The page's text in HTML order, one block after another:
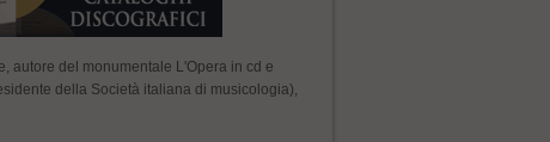
autore del monumentale L'Opera in cd e
della Società italiana di musicologia),